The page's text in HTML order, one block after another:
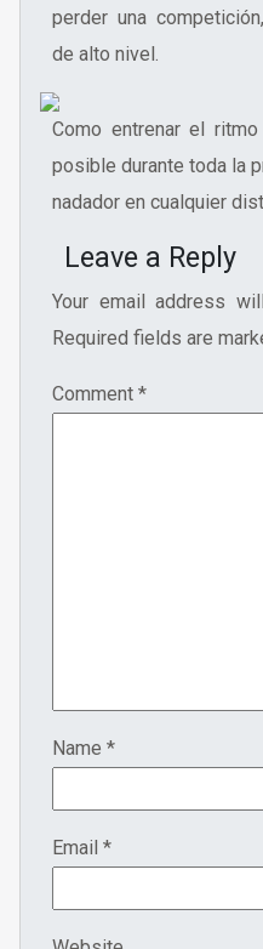
perder una
de alto nivel.
Como entrenar el
posible durante toda la
nadador en cualquier
Leave a Reply
Your email address
Required fields are
Comment *
Name *
Email *